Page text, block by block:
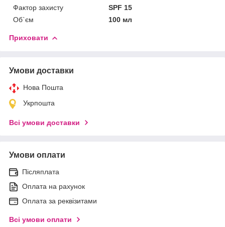
Фактор захисту
SPF 15
Об`єм
100 мл
Приховати
Умови доставки
Нова Пошта
Укрпошта
Всі умови доставки
Умови оплати
Післяплата
Оплата на рахунок
Оплата за реквізитами
Всі умови оплати